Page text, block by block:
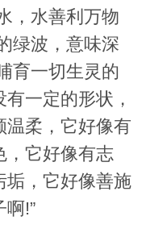
，水善利万物
绿波，意味深
育一切生灵的
一定的形状，
温柔，它好像有
，它好像有志
垢，它好像善施
!”